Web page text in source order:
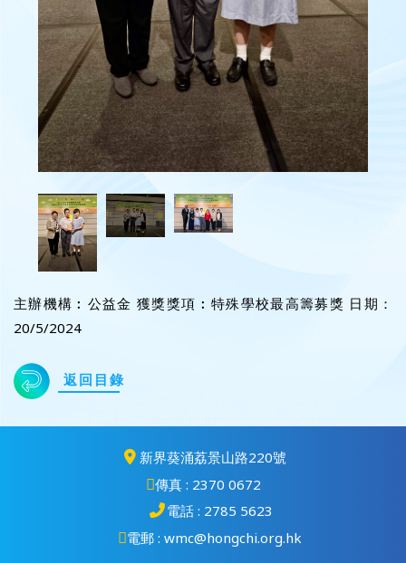
主辦機構︰公益金 獲獎獎項︰特殊學校最高籌募獎 日期：
20/5/2024
返回目錄
新界葵涌荔景山路220號
傳真 : 2370 0672
電話 : 2785 5623
電郵 : wmc@hongchi.org.hk